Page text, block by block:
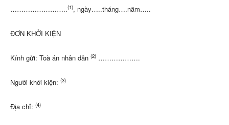
……………………..(1), ngày…..tháng….năm…..
ĐƠN KHỞI KIỆN
Kính gửi: Toà án nhân dân (2) ……………….
Người khởi kiện: (3)
Địa chỉ: (4)